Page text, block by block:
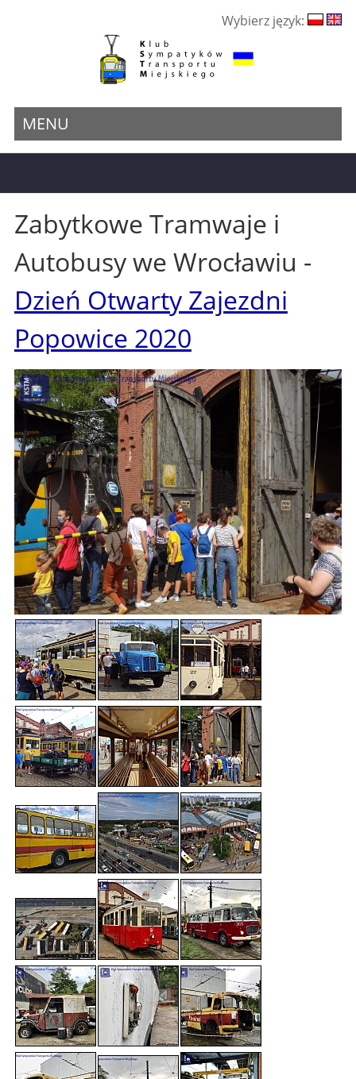
Wybierz język:
MENU
Zabytkowe Tramwaje i
Autobusy we Wrocławiu -
Dzień Otwarty Zajezdni
Popowice 2020